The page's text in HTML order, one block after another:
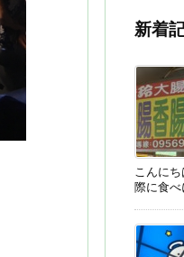
新着
こんに
際に食